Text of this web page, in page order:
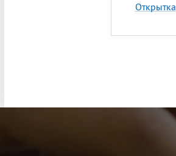
Открытка